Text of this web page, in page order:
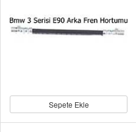
Sepete Ekle